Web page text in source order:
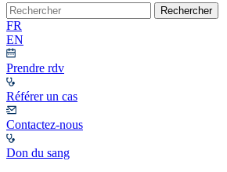
Rechercher
FR
EN
Prendre rdv
Référer un cas
Contactez-nous
Don du sang